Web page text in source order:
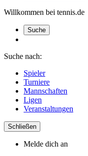
Willkommen bei tennis.de
Suche
Suche nach:
Spieler
Turniere
Mannschaften
Ligen
Veranstaltungen
Schließen
Melde dich an